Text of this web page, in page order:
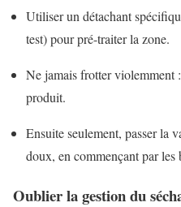
Utiliser un détachant
test) pour pré-traiter la zone.
Ne jamais frotter violemment
produit.
Ensuite seulement, passer la
doux, en commençant par les
Oublier la gestion du